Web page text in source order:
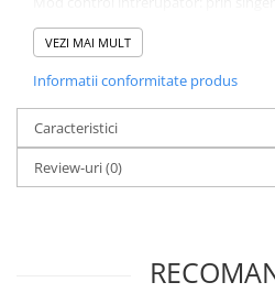
unul din cele 3 moduri de
Mod control telecomanda: se poate
Mod control Smartphone: prin
sincronizarea cu lustra se poate
cele 3 moduri de iluminare
Economii de durata!
Datorita tehnologiei LED de ultima
iluminat SLC au o durata de viata
energie electrica, cea ce se traduce
VEZI MAI MULT
Informatii conformitate produs
Caracteristici
Review-uri(0)